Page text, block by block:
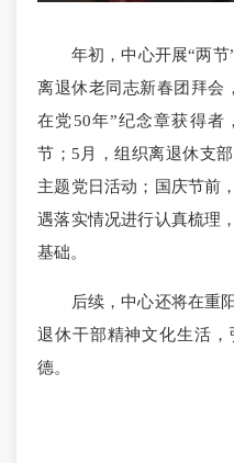
年初，中心开展“两节”
离退休老同志新春团拜会
在党50年”纪念章获得者
节；5月，组织离退休支
主题党日活动；国庆节前
遇落实情况进行认真梳理
基础。
后续，中心还将在重阳
退休干部精神文化生活
德。